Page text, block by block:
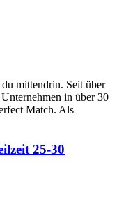
mittendrin. Seit über
in über 30
Match. Als
25-30